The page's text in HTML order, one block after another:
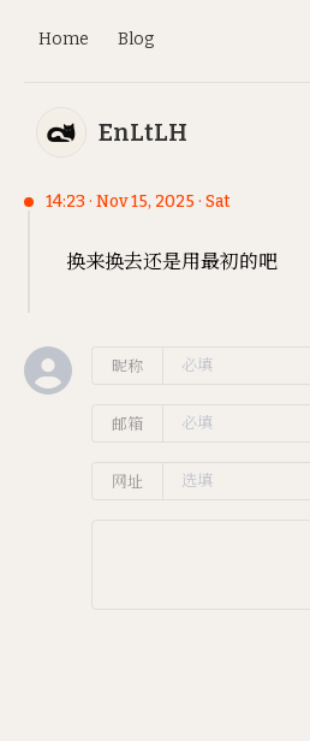
EnLtLH
14:23 · Nov 15, 2025 · Sat
换来换去还是用最初的吧
昵称
邮箱
网址
Home Blog